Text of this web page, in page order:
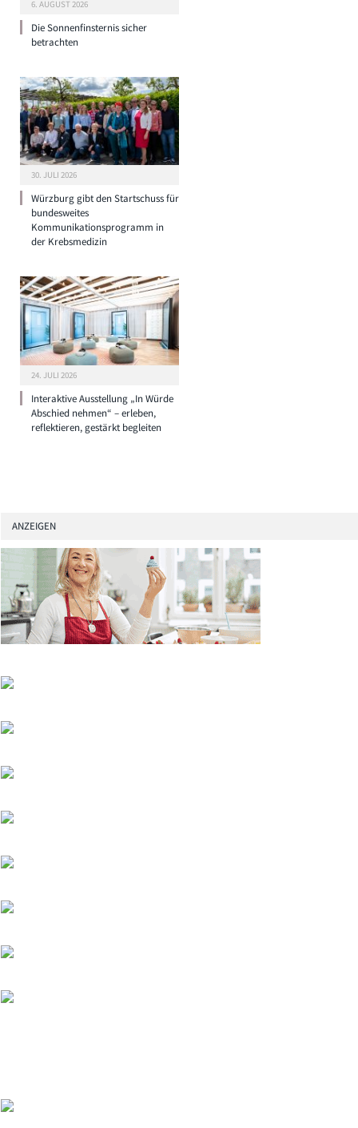
6. AUGUST 2026
Die Sonnenfinsternis sicher
betrachten
30. JULI 2026
Würzburg gibt den Startschuss für
bundesweites
Kommunikationsprogramm in
der Krebsmedizin
24. JULI 2026
Interaktive Ausstellung „In Würde
Abschied nehmen“ – erleben,
reflektieren, gestärkt begleiten
ANZEIGEN